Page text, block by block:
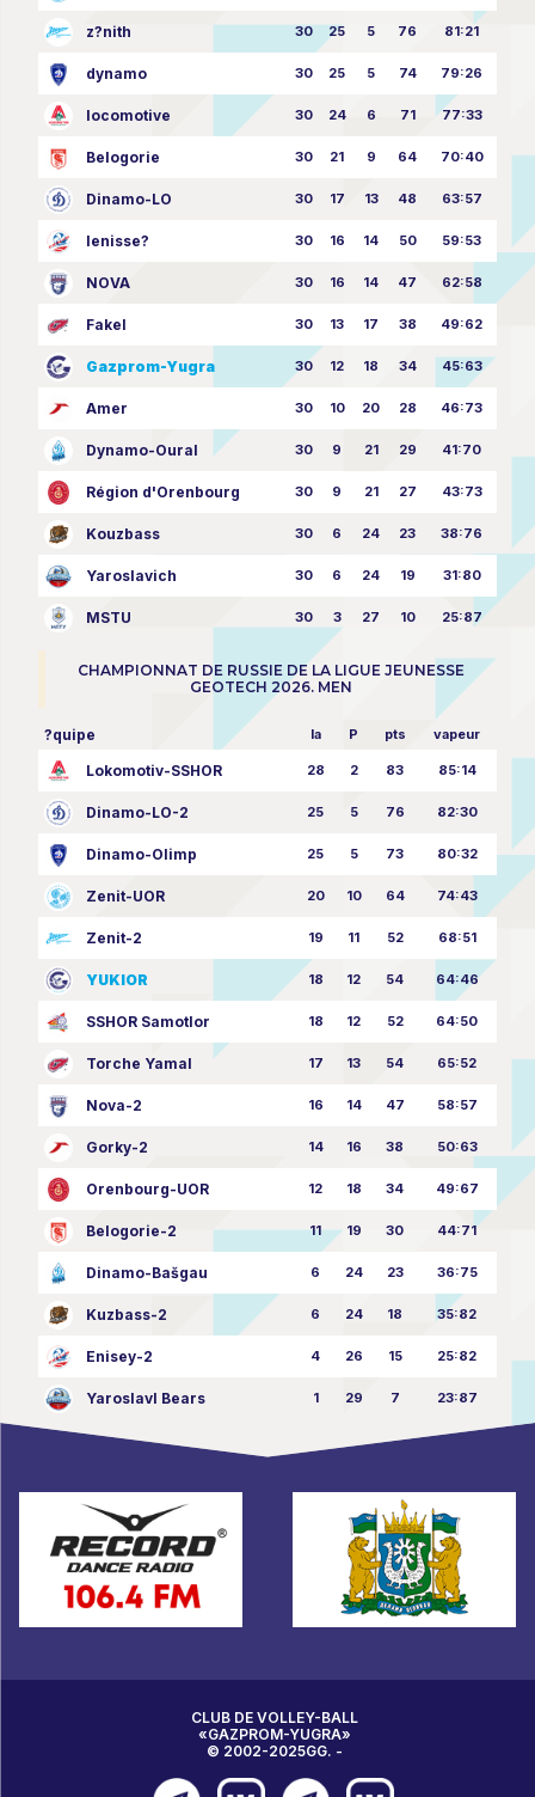
z?nith 30 25 5 76 81:21
dynamo 30 25 5 74 79:26
locomotive 30 24 6 71 77:33
Belogorie 30 21 9 64 70:40
Dinamo-LO 30 17 13 48 63:57
Ienisse? 30 16 14 50 59:53
NOVA 30 16 14 47 62:58
Fakel 30 13 17 38 49:62
Gazprom-Yugra 30 12 18 34 45:63
Amer 30 10 20 28 46:73
Dynamo-Oural 30 9 21 29 41:70
Région d'Orenbourg 30 9 21 27 43:73
Kouzbass 30 6 24 23 38:76
Yaroslavich 30 6 24 19 31:80
MSTU 30 3 27 10 25:87
CHAMPIONNAT DE RUSSIE DE LA LIGUE JEUNESSE
GEOTECH 2026. MEN
?quipe la P pts vapeur
Lokomotiv-SSHOR 28 2 83 85:14
Dinamo-LO-2 25 5 76 82:30
Dinamo-Olimp 25 5 73 80:32
Zenit-UOR 20 10 64 74:43
Zenit-2 19 11 52 68:51
YUKIOR 18 12 54 64:46
SSHOR Samotlor 18 12 52 64:50
Torche Yamal 17 13 54 65:52
Nova-2 16 14 47 58:57
Gorky-2 14 16 38 50:63
Orenbourg-UOR 12 18 34 49:67
Belogorie-2 11 19 30 44:71
Dinamo-Bašgau 6 24 23 36:75
Kuzbass-2 6 24 18 35:82
Enisey-2 4 26 15 25:82
Yaroslavl Bears 1 29 7 23:87
CLUB DE VOLLEY-BALL
«GAZPROM-YUGRA»
© 2002-2025GG. -